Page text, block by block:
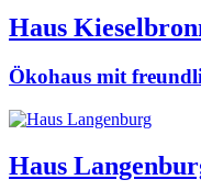
Haus
Ökohaus mit
Haus